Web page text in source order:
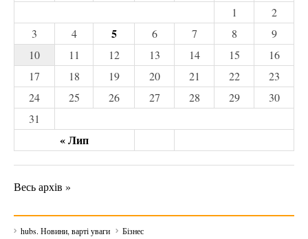
« Лип
1
2
3
4 5 6 7 8
9
10
11 12 13 14 15
16
17
18 19 20 21 22
23
24
25 26 27 28 29
30
31
Весь архів »
hubs. Новини, варті уваги
Бізнес